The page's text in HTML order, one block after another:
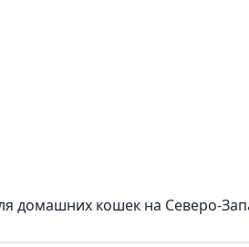
домашних кошек на Северо-